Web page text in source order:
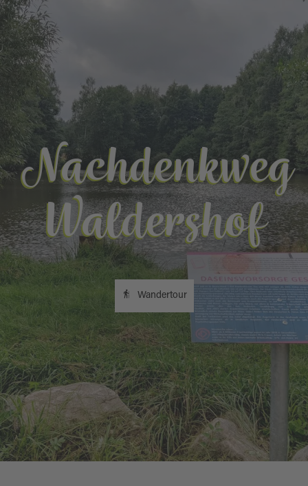
Nachdenkweg
Waldershof
Wandertour